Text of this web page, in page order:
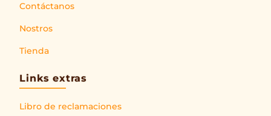
Contáctanos
Nostros
Tienda
Links extras
Libro de reclamaciones